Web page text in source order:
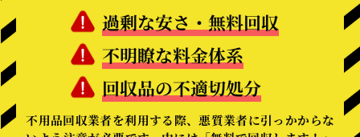
過剰な安さ・無料回収
不明瞭な料金体系
回収品の不適切処分
不用品回収業者を利用する際、悪質業者に引っかからな